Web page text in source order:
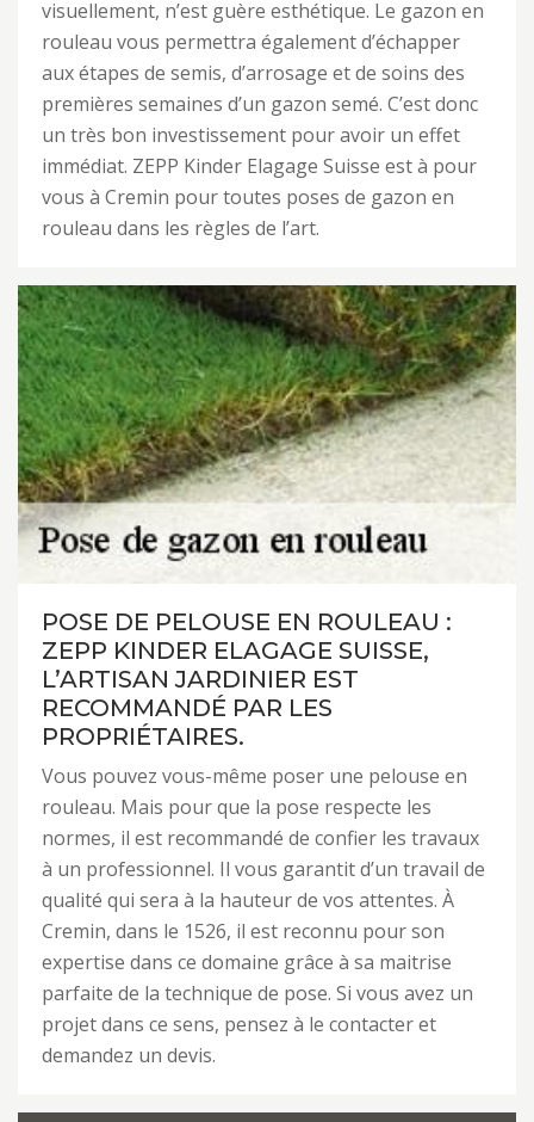
visuellement, n’est guère esthétique. Le gazon en
rouleau vous permettra également d’échapper
aux étapes de semis, d’arrosage et de soins des
premières semaines d’un gazon semé. C’est donc
un très bon investissement pour avoir un effet
immédiat. ZEPP Kinder Elagage Suisse est à pour
vous à Cremin pour toutes poses de gazon en
rouleau dans les règles de l’art.
POSE DE PELOUSE EN ROULEAU :
ZEPP KINDER ELAGAGE SUISSE,
L’ARTISAN JARDINIER EST
RECOMMANDÉ PAR LES
PROPRIÉTAIRES.
Vous pouvez vous-même poser une pelouse en
rouleau. Mais pour que la pose respecte les
normes, il est recommandé de confier les travaux
à un professionnel. Il vous garantit d’un travail de
qualité qui sera à la hauteur de vos attentes. À
Cremin, dans le 1526, il est reconnu pour son
expertise dans ce domaine grâce à sa maitrise
parfaite de la technique de pose. Si vous avez un
projet dans ce sens, pensez à le contacter et
demandez un devis.